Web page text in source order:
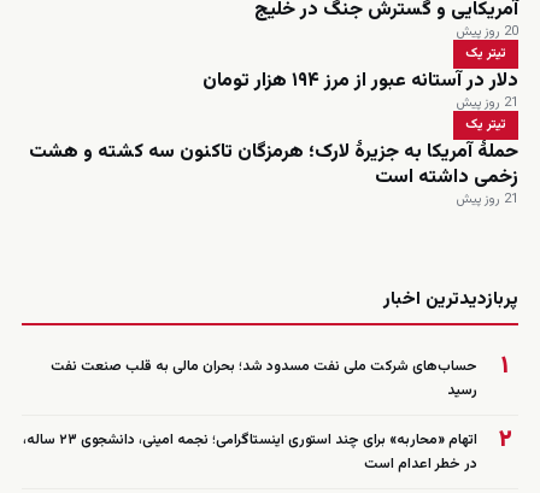
آمریکایی و گسترش جنگ در خلیج
20 روز پیش
تیتر یک
دلار در آستانه عبور از مرز ۱۹۴ هزار تومان
21 روز پیش
تیتر یک
حملۀ آمریکا به جزیرۀ لارک؛ هرمزگان تاکنون سه کشته و هشت
زخمی داشته است
21 روز پیش
پربازدیدترین اخبار
۱
حساب‌های شرکت ملی نفت مسدود شد؛ بحران مالی به قلب صنعت نفت
رسید
۲
اتهام «محاربه» برای چند استوری اینستاگرامی؛ نجمه امینی، دانشجوی ۲۳ ساله،
در خطر اعدام است